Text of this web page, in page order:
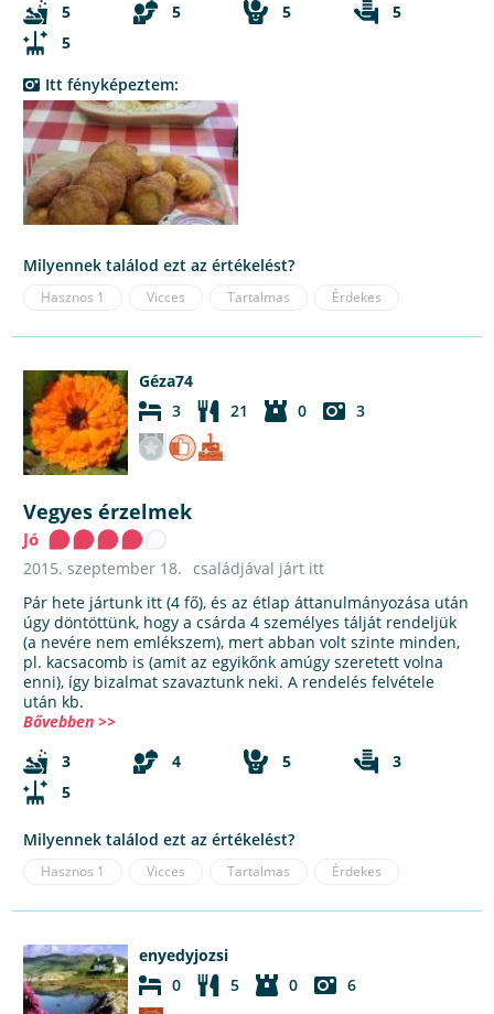
5
5 5
5
5
Itt fényképeztem:
Milyennek találod ezt az értékelést?
Hasznos 1 Vicces Tartalmas Érdekes
Géza74
3
21 0 3
Vegyes érzelmek
Jó
2015. szeptember 18.
családjával járt itt
Pár hete jártunk itt (4 fő), és az étlap áttanulmányozása után
úgy döntöttünk, hogy a csárda 4 személyes tálját rendeljük
(a nevére nem emlékszem), mert abban volt szinte minden,
pl. kacsacomb is (amit az egyikőnk amúgy szeretett volna
enni), így bizalmat szavaztunk neki. A rendelés felvétele
után kb.
Bővebben >>
3
4 5
3
5
Milyennek találod ezt az értékelést?
Hasznos 1 Vicces Tartalmas Érdekes
enyedyjozsi
0
5 0 6